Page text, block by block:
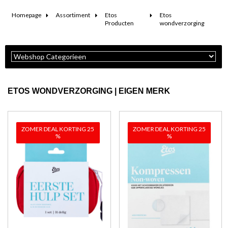
Homepage Assortiment
Etos
Producten
Etos
wondverzorging
ETOS WONDVERZORGING | EIGEN MERK
ZOMER DEAL KORTING 25
%
ZOMER DEAL KORTING 25
%